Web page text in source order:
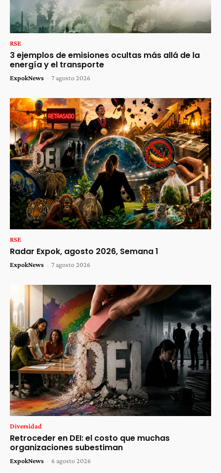
RSE
3 ejemplos de emisiones ocultas más allá de la
energía y el transporte
ExpokNews - 7 agosto 2026
RSE
Radar Expok, agosto 2026, Semana 1
ExpokNews - 7 agosto 2026
Diversidad
Retroceder en DEI: el costo que muchas
organizaciones subestiman
ExpokNews - 6 agosto 2026